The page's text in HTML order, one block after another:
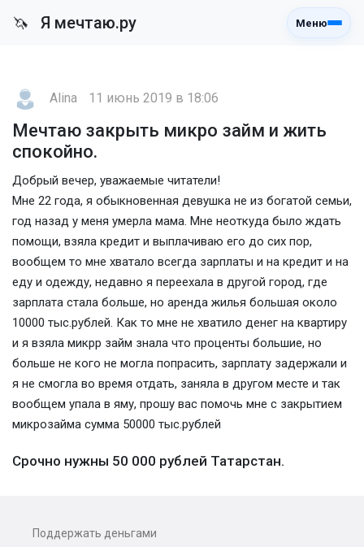
🦄 Я мечтаю.ру Меню
Alina 11 июнь 2019 в 18:06
Мечтаю закрыть микро займ и жить
спокойно.
Добрый вечер, уважаемые читатели!
Мне 22 года, я обыкновенная девушка не из богатой семьи,
год назад у меня умерла мама. Мне неоткуда было ждать
помощи, взяла кредит и выплачиваю его до сих пор,
вообщем то мне хватало всегда зарплаты и на кредит и на
еду и одежду, недавно я переехала в другой город, где
зарплата стала больше, но аренда жилья большая около
10000 тыс.рублей. Как то мне не хватило денег на квартиру
и я взяла микрр займ знала что проценты большие, но
больше не кого не могла попрасить, зарплату задержали и
я не смогла во время отдать, заняла в другом месте и так
вообщем упала в яму, прошу вас помочь мне с закрытием
микрозайма сумма 50000 тыс.рублей
Срочно нужны 50 000 рублей Татарстан.
Поддержать деньгами